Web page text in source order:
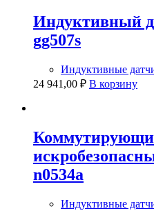
Индуктивный
gg507s
Индуктивные
24 941,00 ₽ В корзину
n0534a
Индуктивные